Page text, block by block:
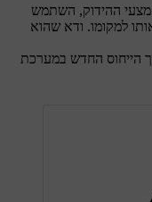
ההידוק, השתמש
למקומו. ודא שהוא
הייחוס החדש במערכת